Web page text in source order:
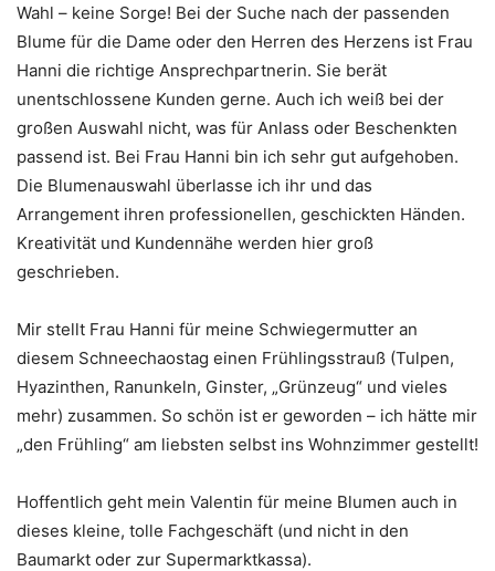
Wahl – keine Sorge! Bei der Suche nach der passenden
Blume für die Dame oder den Herren des Herzens ist Frau
Hanni die richtige Ansprechpartnerin. Sie berät
unentschlossene Kunden gerne. Auch ich weiß bei der
großen Auswahl nicht, was für Anlass oder Beschenkten
passend ist. Bei Frau Hanni bin ich sehr gut aufgehoben.
Die Blumenauswahl überlasse ich ihr und das
Arrangement ihren professionellen, geschickten Händen.
Kreativität und Kundennähe werden hier groß
geschrieben.
Mir stellt Frau Hanni für meine Schwiegermutter an
diesem Schneechaostag einen Frühlingsstrauß (Tulpen,
Hyazinthen, Ranunkeln, Ginster, „Grünzeug“ und vieles
mehr) zusammen. So schön ist er geworden – ich hätte mir
„den Frühling“ am liebsten selbst ins Wohnzimmer gestellt!
Hoffentlich geht mein Valentin für meine Blumen auch in
dieses kleine, tolle Fachgeschäft (und nicht in den
Baumarkt oder zur Supermarktkassa).